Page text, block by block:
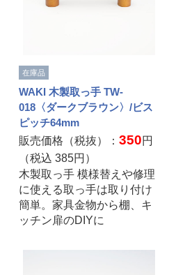
在庫品
WAKI 木製取っ手 TW-
018〈ダークブラウン〉/ビス
ピッチ64mm
販売価格（税抜）：350円
（税込385円）
木製取っ手 模様替えや修理
に使える取っ手は取り付け
簡単。家具金物から棚、キ
ッチン扉のDIYに